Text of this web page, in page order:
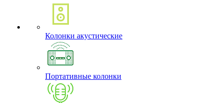
Колонки акустические
Портативные колонки